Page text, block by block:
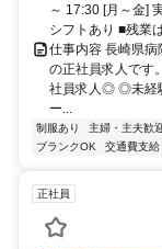
～ 17:30 [月～金]
シフトあり ■残業
仕事内容 長崎県病
の正社員求人です
社員求人◎ ◎未経
ー...
制服あり 主婦・主夫歓
ブランクOK
交通費支給
正社員